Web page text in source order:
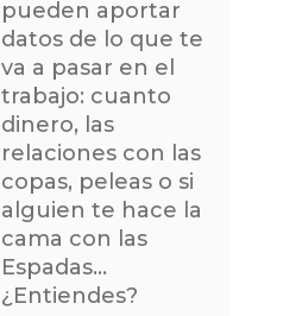
pueden aportar
datos de lo que te
va a pasar en el
trabajo: cuanto
dinero, las
relaciones con las
copas, peleas o si
alguien te hace la
cama con las
Espadas…
¿Entiendes?